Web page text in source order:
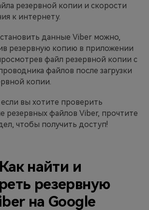
резервной копии и скорости
к интернету.
данные Viber можно,
резервную копию в приложении
файл резервной копии с
файлов после загрузки
копии.
если вы хотите проверить
резервных файлов Viber, прочтите
чтобы получить доступ!
найти и
резервную
на Google